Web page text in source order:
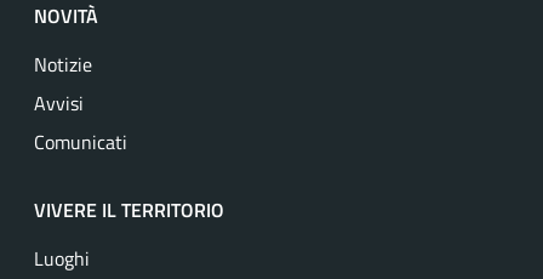
NOVITÀ
Notizie
Avvisi
Comunicati
VIVERE IL TERRITORIO
Luoghi